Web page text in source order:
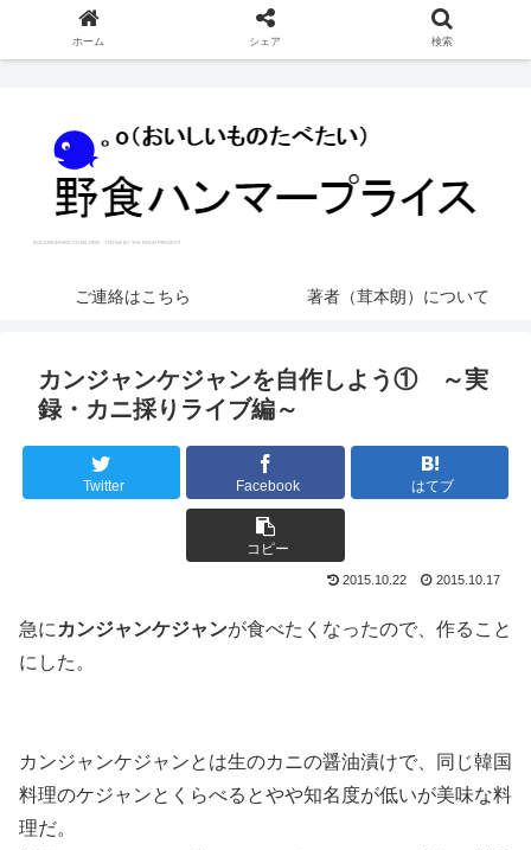
ご連絡はこちら 著者（茸本朗）について
カンジャンケジャンを自作しよう① ～実
録・カニ採りライブ編～
Twitter Facebook はてブ
コピー
2015.10.22 2015.10.17
急に カンジャンケジャンが食べたくなったので、作ること
にした。
カンジャンケジャンとは生のカニの醤油漬けで、同じ韓国
料理のケジャンとくらべるとやや知名度が低いが美味な料
理だ。
ホーム シェア 検索